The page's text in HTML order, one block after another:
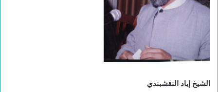
الشيخ إياد النقشبندي